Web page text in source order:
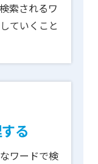
索されるワ
ていくこと
る
ワードで検